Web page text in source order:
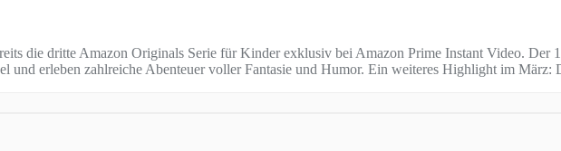
die dritte Amazon Originals Serie für Kinder exklusiv bei Amazon Prime Instant Video. Der
und erleben zahlreiche Abenteuer voller Fantasie und Humor. Ein weiteres Highlight im